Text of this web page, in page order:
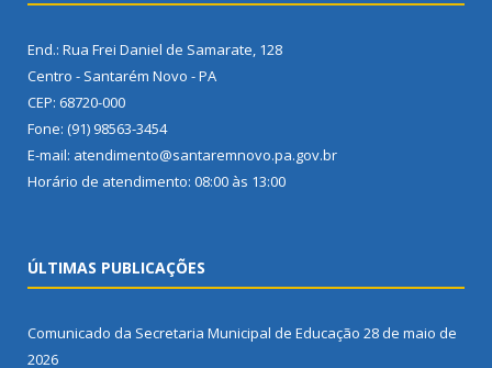
End.: Rua Frei Daniel de Samarate, 128
Centro - Santarém Novo - PA
CEP: 68720-000
Fone: (91) 98563-3454
E-mail: atendimento@santaremnovo.pa.gov.br
Horário de atendimento: 08:00 às 13:00
ÚLTIMAS PUBLICAÇÕES
Comunicado da Secretaria Municipal de Educação 28 de maio de
2026